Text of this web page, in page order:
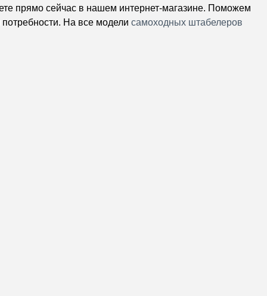
прямо сейчас в нашем интернет-магазине. Поможем
На все модели самоходных штабелеров